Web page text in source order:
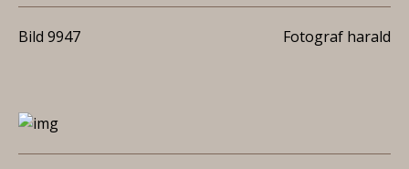
Bild 9947 Fotograf harald